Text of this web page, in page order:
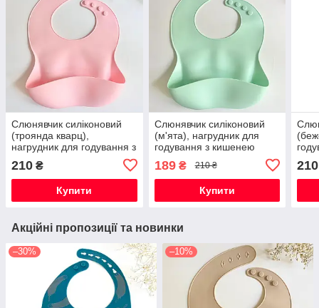
Слюнявчик силіконовий
(троянда кварц),
нагрудник для годування з
210 ₴
Купити
Слюнявчик силіконовий
(м'ята), нагрудник для
годування з кишенею
189₴ 210 ₴
Купити
210
Акційні пропозиції та новинки
–30% –10%